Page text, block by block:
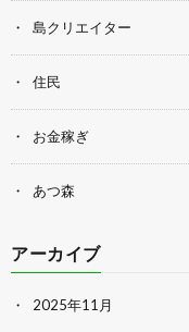
島クリエイター
住民
お金稼ぎ
あつ森
アーカイブ
2025年11月